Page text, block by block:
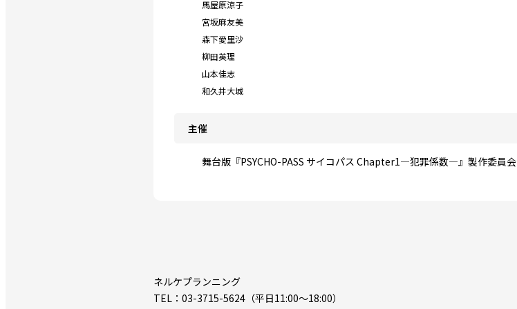
馬屋原涼子
宮坂麻友美
森下愛里沙
柳田英理
山本佳志
和久井大城
主催
舞台版『PSYCHO-PASS サイコパス Chapter1―犯罪係数―』製作委員会
ネルケプランニング
TEL：03-3715-5624（平日11:00～18:00）